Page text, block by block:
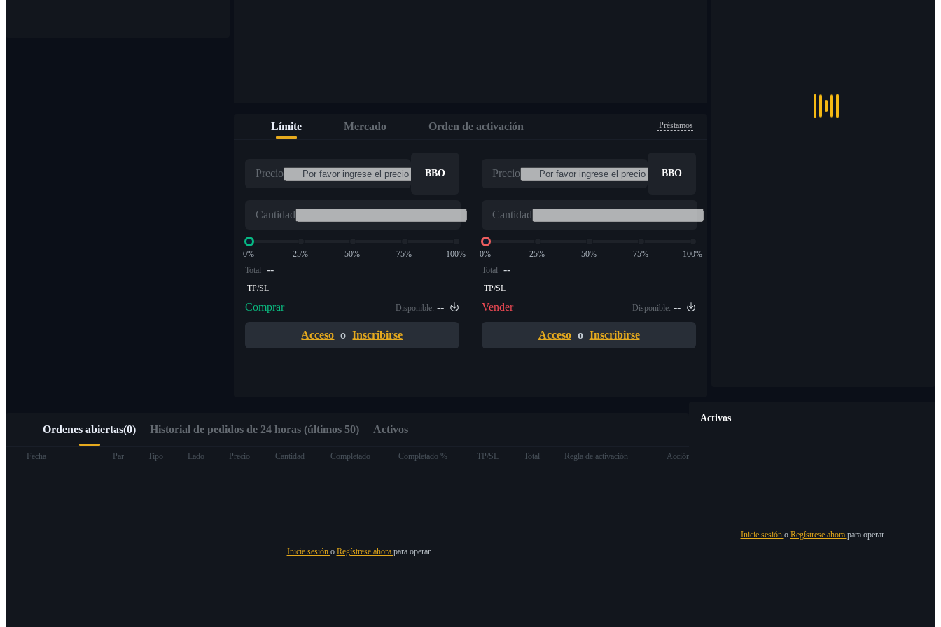
Comercio de criptomonedas a múltiplos apalancados
Futuros
Límite Mercado Orden de activación Préstamos
Precio BBO
Cantidad
0% 25% 50% 75%
100%
Total --
TP/SL
Comprar Disponible: --
Acceso o Inscribirse
Precio BBO
Cantidad
0% 25% 50% 75%
100%
Total --
TP/SL
Vender Disponible: --
Acceso o Inscribirse
Ordenes abiertas(0) Historial de pedidos de 24 horas (últimos 50) Activos
Fecha Par Tipo Lado Precio Cantidad Completado Completado % TP/SL Total Regla de activación Acción
Inicie sesión o Regístrese ahora para operar
Activos
Inicie sesión o Regístrese ahora para operar